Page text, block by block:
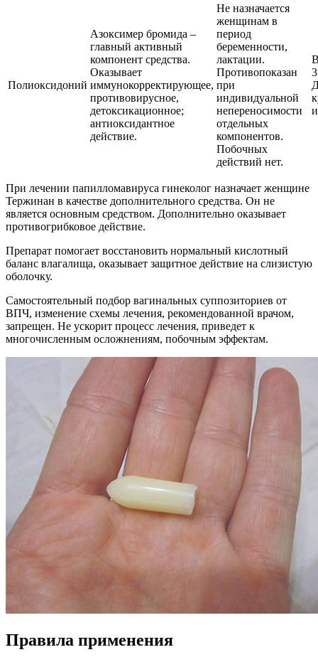
Полиоксидоний
Азоксимер бромида –
главный активный
компонент средства.
Оказывает
иммунокорректирующее,
противовирусное,
детоксикационное;
антиоксидантное
действие.
Не назначается
женщинам в
период
беременности,
лактации.
Противопоказан
при
индивидуальной
непереносимости
отдельных
компонентов.
Побочных
действий нет.
При лечении папилломавируса гинеколог назначает женщине
Тержинан в качестве дополнительного средства. Он не
является основным средством. Дополнительно оказывает
противогрибковое действие.
Препарат помогает восстановить нормальный кислотный
баланс влагалища, оказывает защитное действие на слизистую
оболочку.
Самостоятельный подбор вагинальных суппозиториев от
ВПЧ, изменение схемы лечения, рекомендованной врачом,
запрещен. Не ускорит процесс лечения, приведет к
многочисленным осложнениям, побочным эффектам.
Правила применения